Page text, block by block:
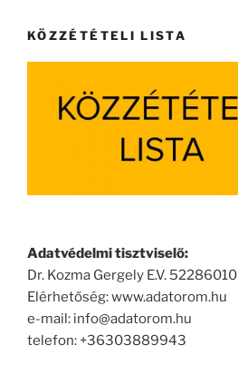
KÖZZÉTÉTELI LISTA
Adatvédelmi tisztviselő:
Dr. Kozma Gergely E.V. 52286010
Elérhetőség: www.adatorom.hu
e-mail: info@adatorom.hu
telefon: +36303889943